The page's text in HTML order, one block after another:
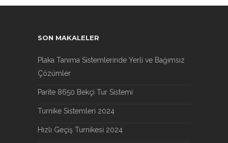
SON MAKALELER
Plaka Tanıma Sistemlerinde Yerli ve Bağımsız
Çözümler
Parite 8650 Bekçi Tur Sistemi
Turnike Sistemleri 2024
Hızlı Geçiş Turnikesi 2024